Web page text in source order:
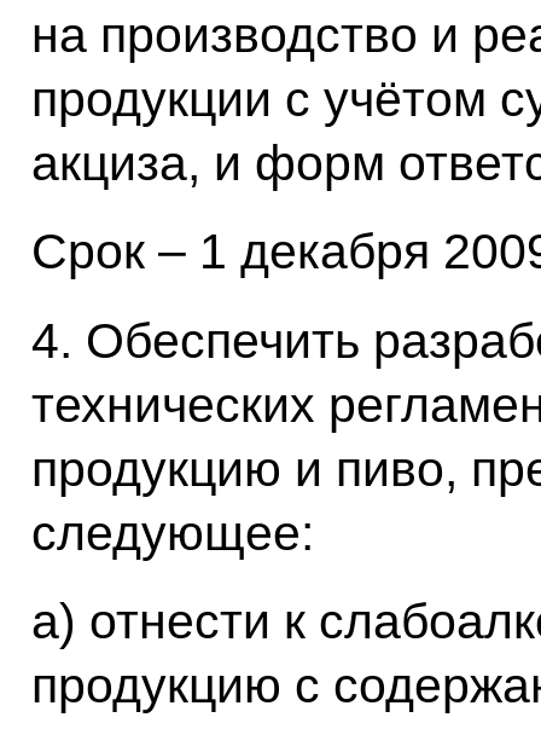
на производство и
продукции с учётом
акциза, и форм
Срок – 1 декабря
4. Обеспечить
технических
продукцию и пиво,
следующее:
а) отнести к
продукцию с